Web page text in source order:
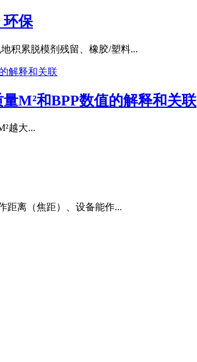
环保
积累脱模剂残留、橡胶/塑料...
M²和BPP数值的解释和关联
越大...
距离（焦距）、设备能作...